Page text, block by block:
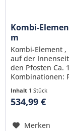
Kombi-
m
Kombi-Element
auf der
den Pfosten Ca.
Kombinationen:
Inhalt 1 Stück
534,99 €
Merken